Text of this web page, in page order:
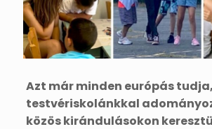
Azt már minden európás
testvériskolánkkal
közös kirándulásokon